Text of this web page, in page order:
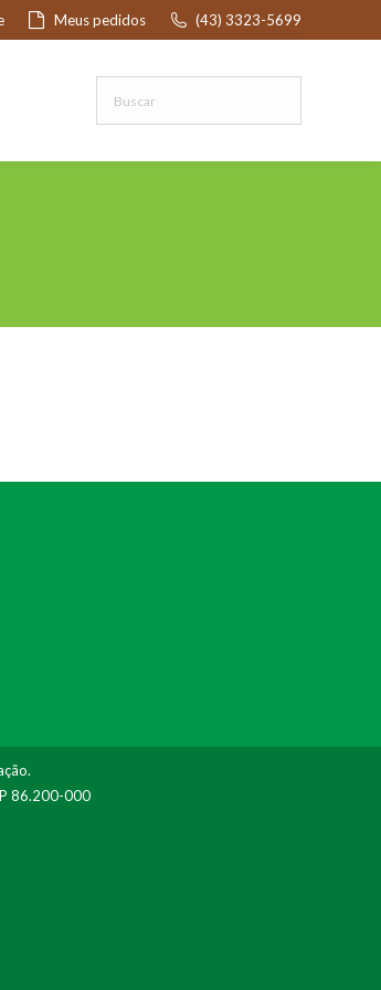
Meus pedidos (43) 3323-5699
86.200-000